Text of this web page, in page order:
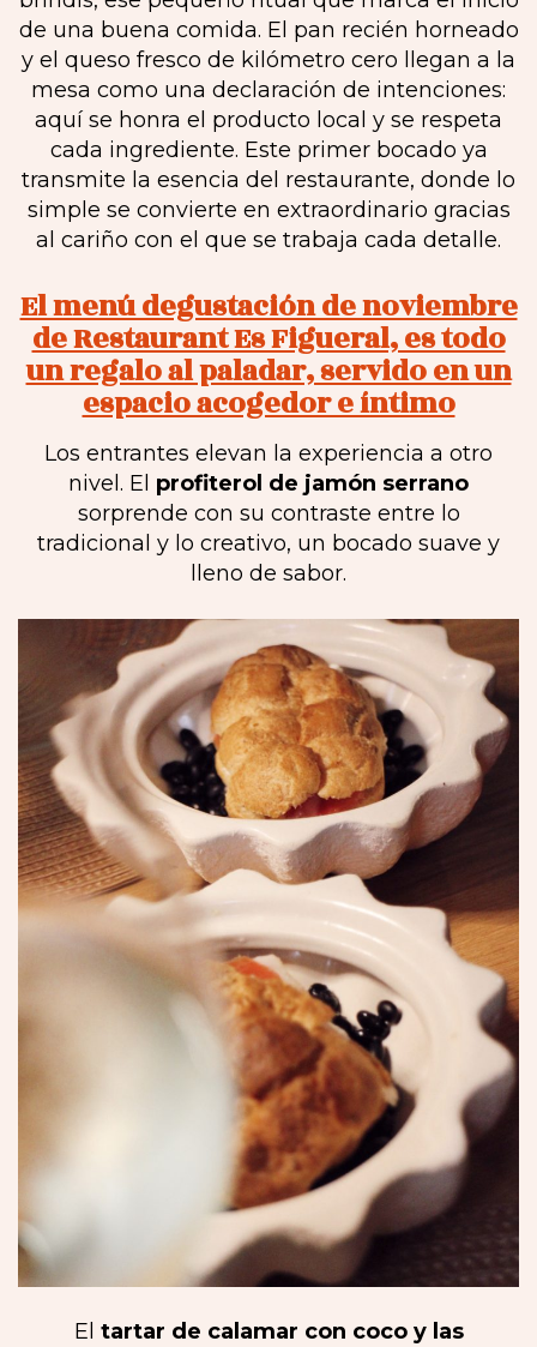
de una buena comida. El pan recién horneado
y el queso fresco de kilómetro cero llegan a la
mesa como una declaración de intenciones:
aquí se honra el producto local y se respeta
cada ingrediente. Este primer bocado ya
transmite la esencia del restaurante, donde lo
simple se convierte en extraordinario gracias
al cariño con el que se trabaja cada detalle.
El menú degustación de noviembre
de Restaurant Es Figueral, es todo
un regalo al paladar, servido en un
espacio acogedor e íntimo
Los entrantes elevan la experiencia a otro
nivel. El profiterol de jamón serrano
sorprende con su contraste entre lo
tradicional y lo creativo, un bocado suave y
lleno de sabor.
El tartar de calamar con coco y las